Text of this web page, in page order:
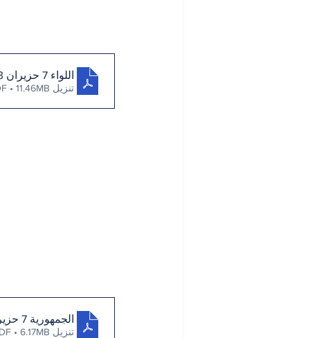
اللواء 7 حزيران 2023
تنزيل PDF • 11.46MB
الجمهورية 7 حزيران 2023
تنزيل PDF • 6.17MB